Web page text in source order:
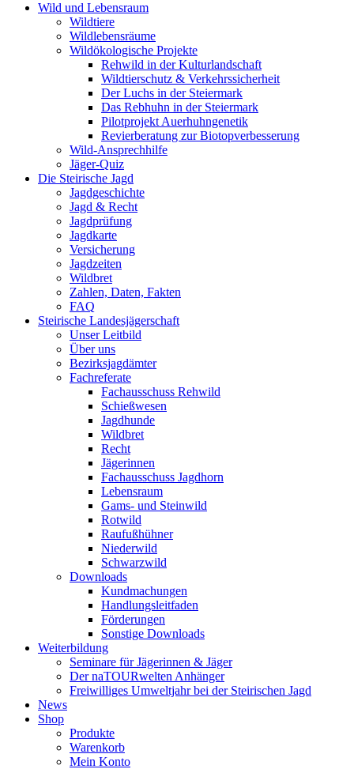
Wild und Lebensraum
Wildtiere
Wildlebensräume
Wildökologische Projekte
Rehwild in der Kulturlandschaft
Wildtierschutz & Verkehrssicherheit
Der Luchs in der Steiermark
Das Rebhuhn in der Steiermark
Pilotprojekt Auerhuhngenetik
Revierberatung zur Biotopverbesserung
Wild-Ansprechhilfe
Jäger-Quiz
Die Steirische Jagd
Jagdgeschichte
Jagd & Recht
Jagdprüfung
Jagdkarte
Versicherung
Jagdzeiten
Wildbret
Zahlen, Daten, Fakten
FAQ
Steirische Landesjägerschaft
Unser Leitbild
Über uns
Bezirksjagdämter
Fachreferate
Fachausschuss Rehwild
Schießwesen
Jagdhunde
Wildbret
Recht
Jägerinnen
Fachausschuss Jagdhorn
Lebensraum
Gams- und Steinwild
Rotwild
Raufußhühner
Niederwild
Schwarzwild
Downloads
Kundmachungen
Handlungsleitfaden
Förderungen
Sonstige Downloads
Weiterbildung
Seminare für Jägerinnen & Jäger
Der naTOURwelten Anhänger
Freiwilliges Umweltjahr bei der Steirischen Jagd
News
Shop
Produkte
Warenkorb
Mein Konto